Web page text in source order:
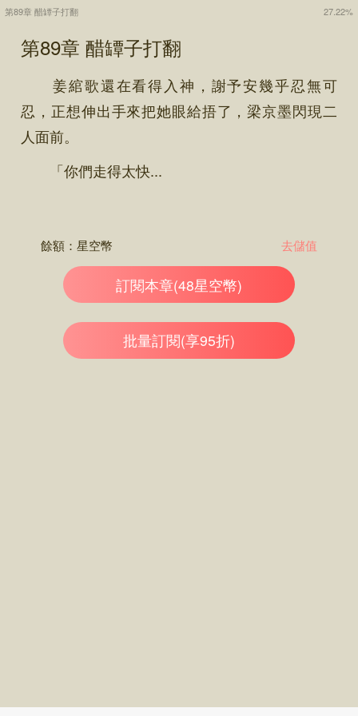
第89章 醋罈子打翻 27.22%
第89章 醋罈子打翻
姜綰歌還在看得入神，謝予安幾乎忍無可
忍，正想伸出手來把她眼給捂了，梁京墨閃現二
人面前。
「你們走得太快...
餘額： 星空幣 去儲值
訂閱本章(48星空幣)
批量訂閱(享95折)